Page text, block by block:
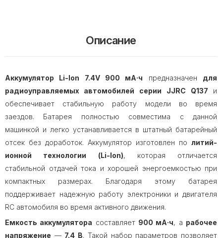
Описание
Аккумулятор Li-Ion 7.4V 900 мА·ч предназначен для
радиоуправляемых автомобилей серии
JJRC Q137 и
обеспечивает стабильную работу модели во время
заездов. Батарея полностью совместима с данной
машинкой и легко устанавливается в штатный батарейный
отсек без доработок. Аккумулятор изготовлен по литий-
ионной технологии (Li-Ion), которая отличается
стабильной отдачей тока и хорошей энергоемкостью при
компактных размерах. Благодаря этому батарея
поддерживает надежную работу электроники и двигателя
RC автомобиля во время активного движения.
Емкость аккумулятора составляет 900 мА·ч, а рабочее
напряжение — 7.4 В. Такой набор параметров позволяет